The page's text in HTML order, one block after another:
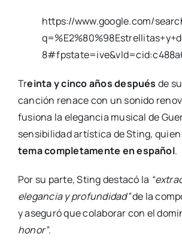
https://www.google.com/
Treinta y cinco años después de
canción renace con un sonido
fusiona la elegancia musical de
sensibilidad artística de Sting, quien
tema completamente en español.
Por su parte, Sting destacó la
elegancia y profundidad”de la
y aseguró que colaborar con el
honor”.